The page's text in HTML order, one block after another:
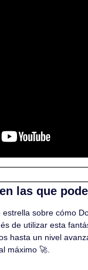
las que
estrella sobre cómo
de utilizar esta
hasta un nivel
máximo 🚀